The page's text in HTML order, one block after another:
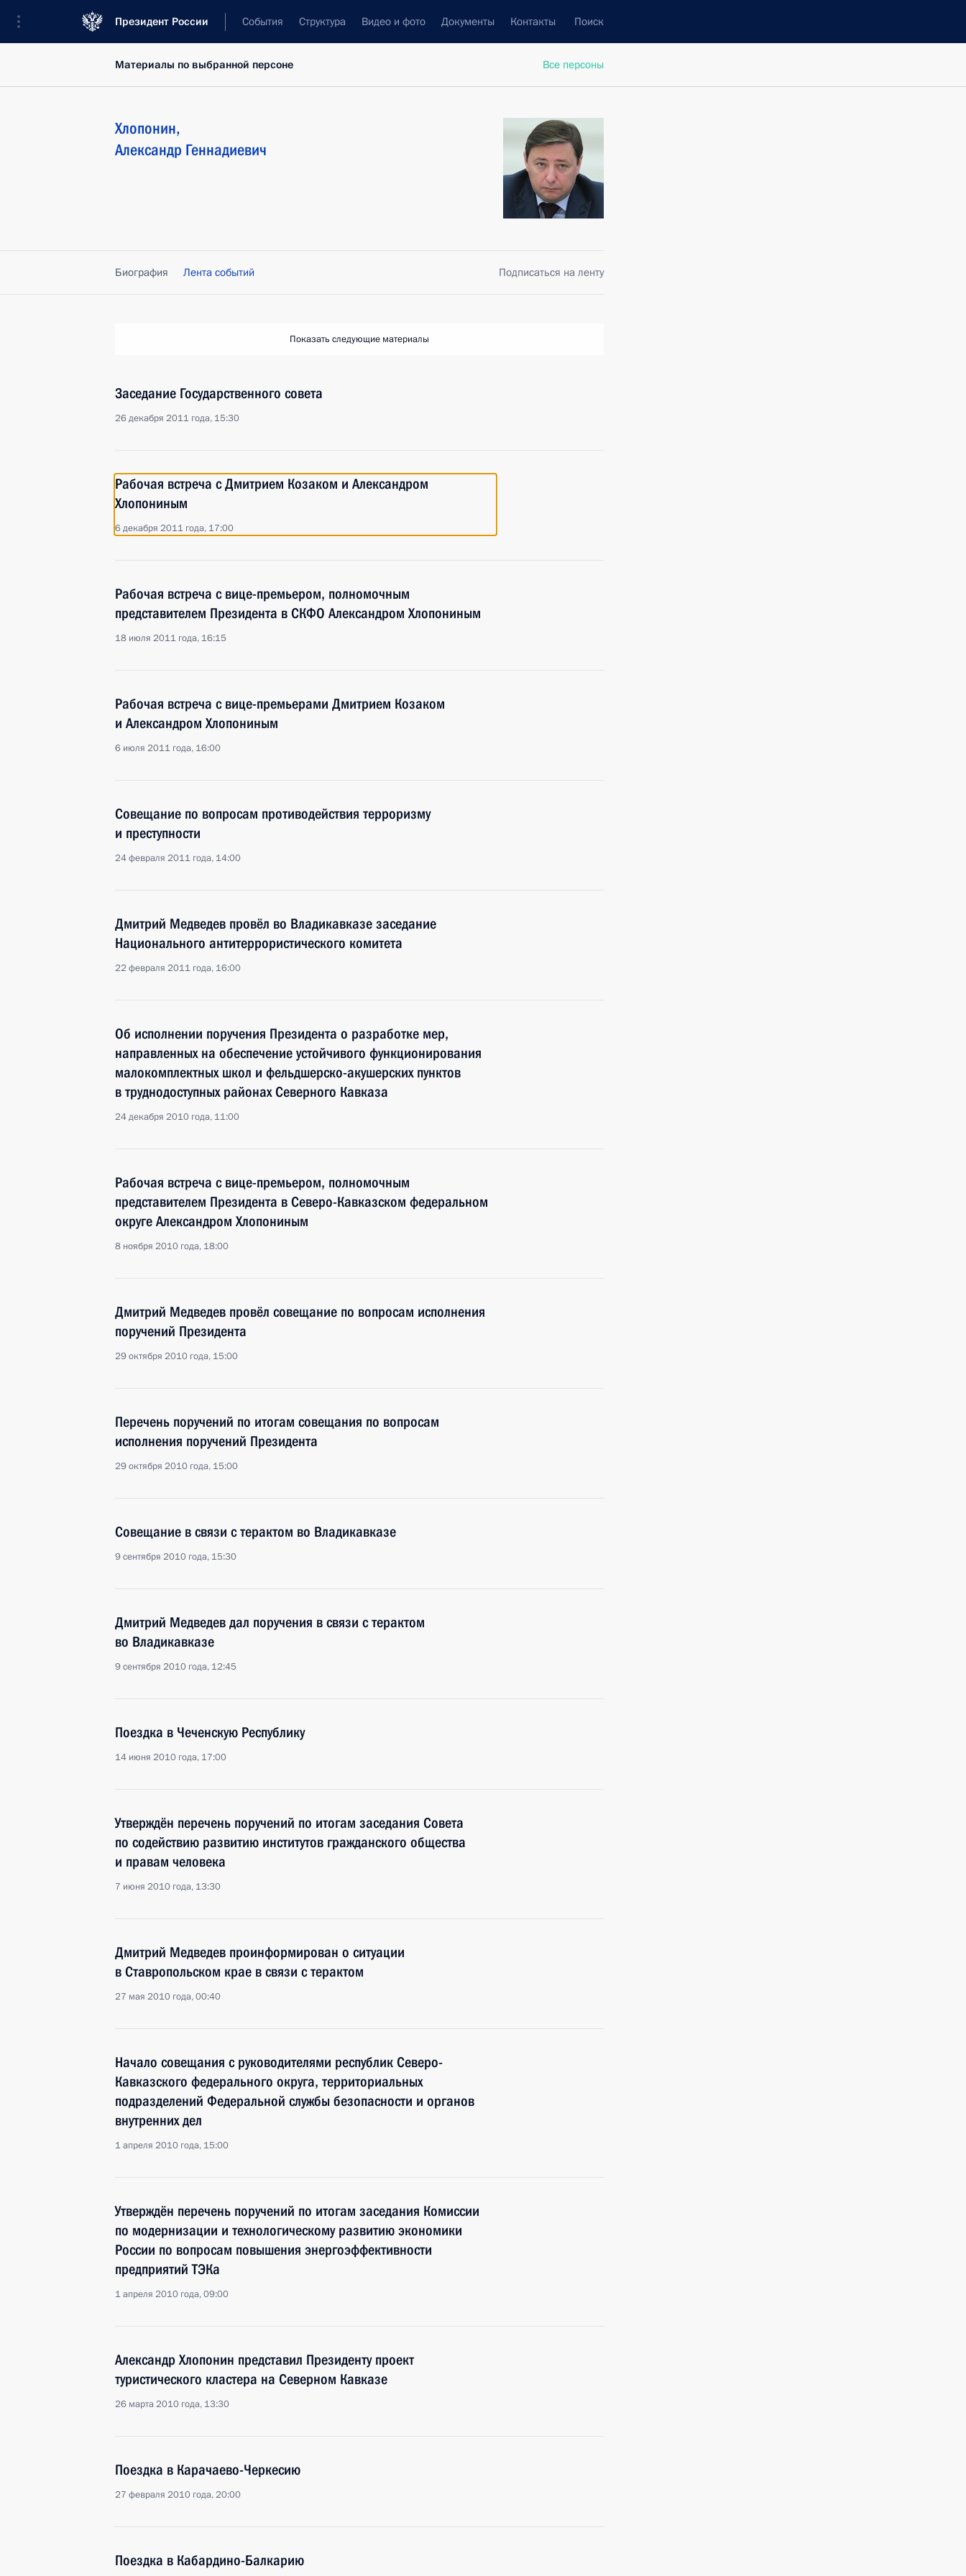
Президент России События Структура Видео и фото Документы Контакты Поиск
Все персоны
Материалы по выбранной персоне
Хлопонин,
Александр Геннадиевич
Биография Лента событий Подписаться на ленту
Показать следующие материалы
Заседание Государственного совета
26 декабря 2011 года, 15:30
Рабочая встреча с Дмитрием Козаком и Александром
Хлопониным
6 декабря 2011 года, 17:00
Рабочая встреча с вице-премьером, полномочным
представителем Президента в СКФО Александром Хлопониным
18 июля 2011 года, 16:15
Рабочая встреча с вице-премьерами Дмитрием Козаком
и Александром Хлопониным
6 июля 2011 года, 16:00
Совещание по вопросам противодействия терроризму
и преступности
24 февраля 2011 года, 14:00
Дмитрий Медведев провёл во Владикавказе заседание
Национального антитеррористического комитета
22 февраля 2011 года, 16:00
Об исполнении поручения Президента о разработке мер,
направленных на обеспечение устойчивого функционирования
малокомплектных школ и фельдшерско-акушерских пунктов
в труднодоступных районах Северного Кавказа
24 декабря 2010 года, 11:00
Рабочая встреча с вице-премьером, полномочным
представителем Президента в Северо-Кавказском федеральном
округе Александром Хлопониным
8 ноября 2010 года, 18:00
Дмитрий Медведев провёл совещание по вопросам исполнения
поручений Президента
29 октября 2010 года, 15:00
Перечень поручений по итогам совещания по вопросам
исполнения поручений Президента
29 октября 2010 года, 15:00
Совещание в связи с терактом во Владикавказе
9 сентября 2010 года, 15:30
Дмитрий Медведев дал поручения в связи с терактом
во Владикавказе
9 сентября 2010 года, 12:45
Поездка в Чеченскую Республику
14 июня 2010 года, 17:00
Утверждён перечень поручений по итогам заседания Совета
по содействию развитию институтов гражданского общества
и правам человека
7 июня 2010 года, 13:30
Дмитрий Медведев проинформирован о ситуации
в Ставропольском крае в связи с терактом
27 мая 2010 года, 00:40
Начало совещания с руководителями республик Северо-
Кавказского федерального округа, территориальных
подразделений Федеральной службы безопасности и органов
внутренних дел
1 апреля 2010 года, 15:00
Утверждён перечень поручений по итогам заседания Комиссии
по модернизации и технологическому развитию экономики
России по вопросам повышения энергоэффективности
предприятий ТЭКа
1 апреля 2010 года, 09:00
Александр Хлопонин представил Президенту проект
туристического кластера на Северном Кавказе
26 марта 2010 года, 13:30
Поездка в Карачаево-Черкесию
27 февраля 2010 года, 20:00
Поездка в Кабардино-Балкарию